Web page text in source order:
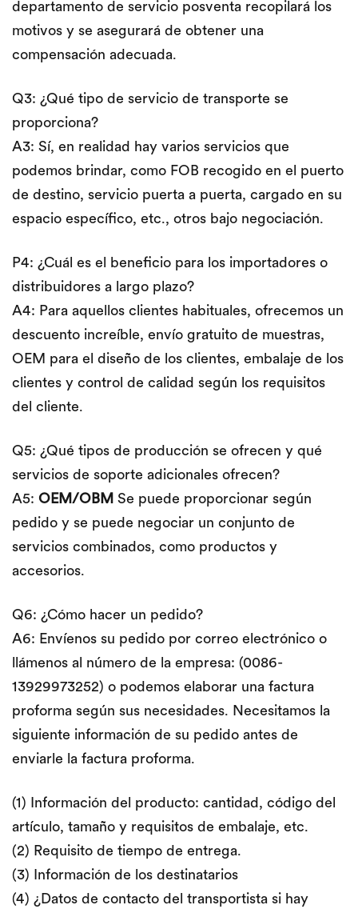
departamento de servicio posventa recopilará los
motivos y se asegurará de obtener una
compensación adecuada.
Q3: ¿Qué tipo de servicio de transporte se
proporciona?
A3: Sí, en realidad hay varios servicios que
podemos brindar, como FOB recogido en el puerto
de destino, servicio puerta a puerta, cargado en su
espacio específico, etc., otros bajo negociación.
P4: ¿Cuál es el beneficio para los importadores o
distribuidores a largo plazo?
A4: Para aquellos clientes habituales, ofrecemos un
descuento increíble, envío gratuito de muestras,
OEM para el diseño de los clientes, embalaje de los
clientes y control de calidad según los requisitos
del cliente.
Q5: ¿Qué tipos de producción se ofrecen y qué
servicios de soporte adicionales ofrecen?
A5: OEM/OBM Se puede proporcionar según
pedido y se puede negociar un conjunto de
servicios combinados, como productos y
accesorios.
Q6: ¿Cómo hacer un pedido?
A6: Envíenos su pedido por correo electrónico o
llámenos al número de la empresa: (0086-
13929973252) o podemos elaborar una factura
proforma según sus necesidades. Necesitamos la
siguiente información de su pedido antes de
enviarle la factura proforma.
(1) Información del producto: cantidad, código del
artículo, tamaño y requisitos de embalaje, etc.
(2) Requisito de tiempo de entrega.
(3) Información de los destinatarios
(4) ¿Datos de contacto del transportista si hay